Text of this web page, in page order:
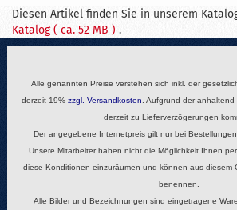
Diesen Artikel finden Sie in unserem
Katalog ( ca. 52 MB ) .
Alle genannten Preise verstehen sich inkl. der
derzeit 19% zzgl. Versandkosten. Aufgrund der
derzeit zu Lieferverzögerungen
Der angegebene Internetpreis gilt nur bei
Unsere Mitarbeiter haben nicht die Möglichkeit Ihnen
diese Konditionen einzuräumen und können aus diesem
benennen.
Alle Bilder und Bezeichnungen sind eingetragene